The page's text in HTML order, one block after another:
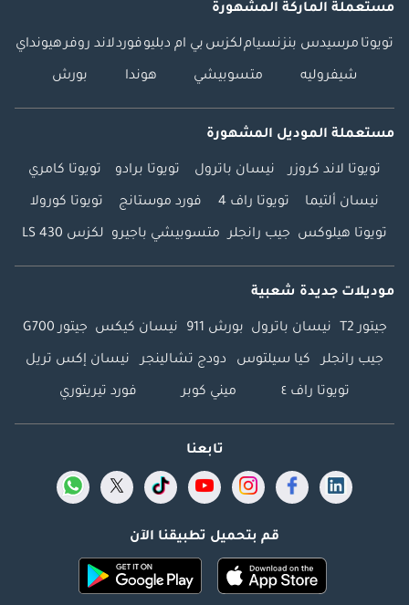
مستعملة الماركة المشهورة
تويوتا مرسيدس بنزنسياملكزس بي ام دبليوفوردلاند روفرهيونداي
شيفروليه متسوبيشي هوندا بورش
مستعملة الموديل المشهورة
تويوتا لاند كروزر نيسان باترول تويوتا برادو تويوتا كامري
نيسان ألتيما تويوتا راف 4 فورد موستانج تويوتا كورولا
تويوتا هيلوكس جيب رانجلر متسوبيشي باجيرو لكزس LS 430
موديلات جديدة شعبية
جيتور T2 نيسان باترول بورش 911 نيسان كيكس جيتور G700
جيب رانجلر كيا سيلتوس دودج تشالينجر نيسان إكس تريل
تويوتا راف ٤ ميني كوبر فورد تيريتوري
تابعنا
قم بتحميل تطبيقنا الآن